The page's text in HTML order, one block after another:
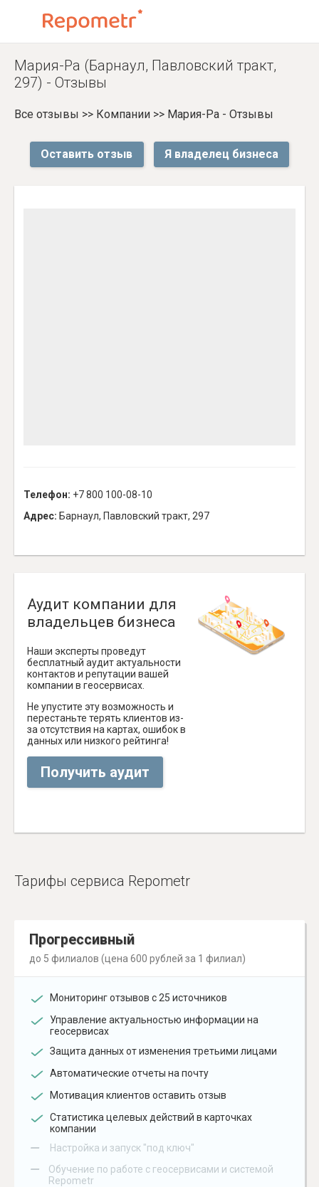
Мария-Ра (Барнаул, Павловский тракт,
297) - Отзывы
Все отзывы >> Компании >> Мария-Ра - Отзывы
Оставить отзыв Я владелец бизнеса
Телефон: +7 800 100-08-10
Адрес: Барнаул, Павловский тракт, 297
Аудит компании для
владельцев бизнеса
Наши эксперты проведут
бесплатный аудит актуальности
контактов и репутации вашей
компании в геосервисах.
Не упустите эту возможность и
перестаньте терять клиентов из-
за отсутствия на картах, ошибок в
данных или низкого рейтинга!
Получить аудит
Тарифы сервиса Repometr
Прогрессивный
до 5 филиалов (цена 600 рублей за 1 филиал)
Мониторинг отзывов с 25 источников
Управление актуальностью информации на
геосервисах
Защита данных от изменения третьими лицами
Автоматические отчеты на почту
Мотивация клиентов оставить отзыв
Статистика целевых действий в карточках
компании
– Настройка и запуск "под ключ"
–
Обучение по работе с геосервисами и системой
Repometr